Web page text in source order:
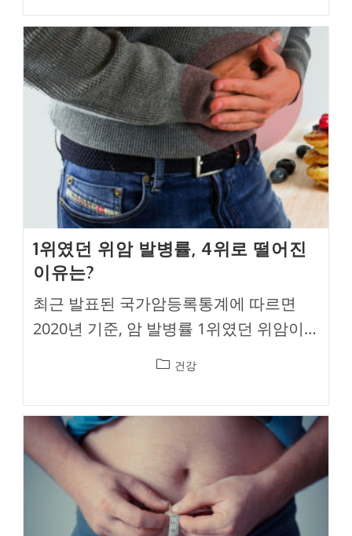
1위였던 위암 발병률, 4위로 떨어진
이유는?
최근 발표된 국가암등록통계에 따르면
2020년 기준, 암 발병률 1위였던 위암이…
Post건강